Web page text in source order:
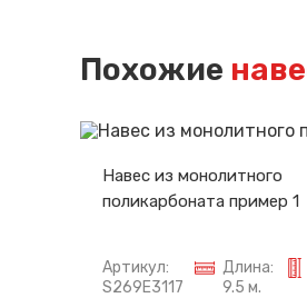
Похожие
Навес из монолитного
поликарбоната пример 1
Артикул:
S269E3117
Длина:
9.5 м.